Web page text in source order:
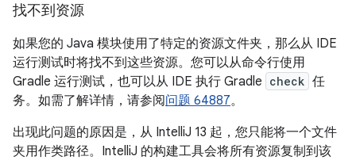
找不到资源
如果您的 Java 模块使用了特定的资源文件夹，那么从 IDE
运行测试时将找不到这些资源。您可以从命令行使用
Gradle 运行测试，也可以从 IDE 执行 Gradle check 任
务。如需了解详情，请参阅问题 64887。
出现此问题的原因是，从 IntelliJ 13 起，您只能将一个文件
夹用作类路径。IntelliJ 的构建工具会将所有资源复制到该